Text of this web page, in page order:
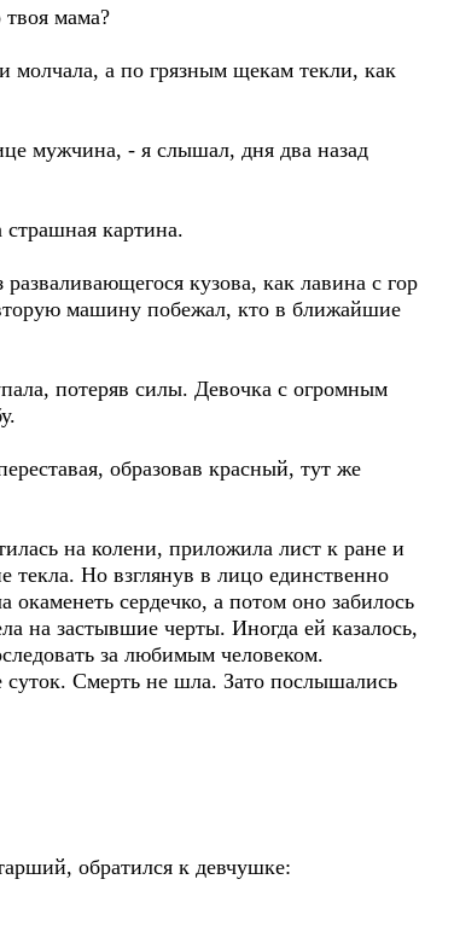
мама?
молчала, а по грязным щекам текли, как
мужчина, - я слышал, дня два назад
картина.
кузова, как лавина с гор
машину побежал, кто в ближайшие
потеряв силы. Девочка с огромным
образовав красный, тут же
на колени, приложила лист к ране и
Но взглянув в лицо единственно
окаменеть сердечко, а потом оно забилось
на застывшие черты. Иногда ей казалось,
за любимым человеком.
суток. Смерть не шла. Зато послышались
обратился к девчушке: